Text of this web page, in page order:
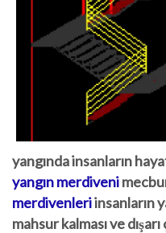
yangında insanların
yangın merdiveni
merdivenleriinsanların
mahsur kalması ve